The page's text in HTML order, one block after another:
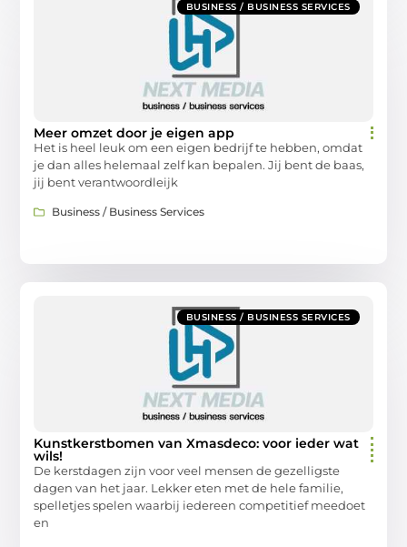
BUSINESS / BUSINESS SERVICES
Meer omzet door je eigen app
Het is heel leuk om een eigen bedrijf te hebben, omdat
je dan alles helemaal zelf kan bepalen. Jij bent de baas,
jij bent verantwoordleijk
Business / Business Services
BUSINESS / BUSINESS SERVICES
Kunstkerstbomen van Xmasdeco: voor ieder wat
wils!
De kerstdagen zijn voor veel mensen de gezelligste
dagen van het jaar. Lekker eten met de hele familie,
spelletjes spelen waarbij iedereen competitief meedoet
en